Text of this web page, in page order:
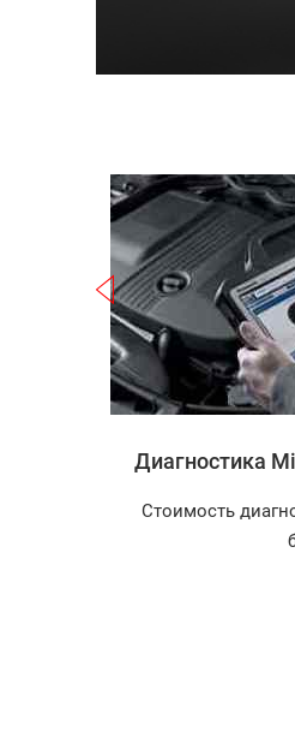
Диагностика
Стоимость